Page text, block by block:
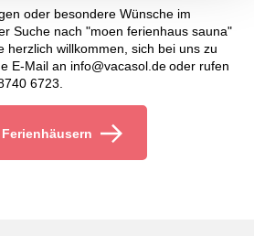
oder besondere Wünsche im
Suche nach "moen ferienhaus sauna"
herzlich willkommen, sich bei uns zu
E-Mail an info@vacasol.de oder rufen
6723.